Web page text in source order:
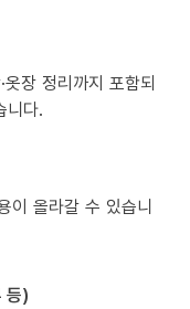
장 정리까지 포함되
니다.
이 올라갈 수 있습니
등)